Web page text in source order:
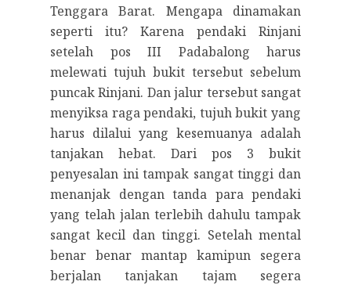
Tenggara Barat. Mengapa dinamakan
seperti itu? Karena pendaki Rinjani
setelah pos III Padabalong harus
melewati tujuh bukit tersebut sebelum
puncak Rinjani. Dan jalur tersebut sangat
menyiksa raga pendaki, tujuh bukit yang
harus dilalui yang kesemuanya adalah
tanjakan hebat. Dari pos 3 bukit
penyesalan ini tampak sangat tinggi dan
menanjak dengan tanda para pendaki
yang telah jalan terlebih dahulu tampak
sangat kecil dan tinggi. Setelah mental
benar benar mantap kamipun segera
berjalan tanjakan tajam segera